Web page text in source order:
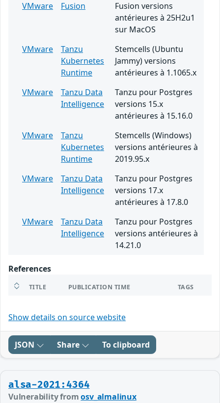
VMware
Fusion
Fusion versions
antérieures à 25H2u1
sur MacOS
VMware
Tanzu
Kubernetes
Runtime
Stemcells (Ubuntu
Jammy) versions
antérieures à 1.1065.x
VMware
Tanzu Data
Intelligence
Tanzu pour Postgres
versions 15.x
antérieures à 15.16.0
VMware
Tanzu
Kubernetes
Runtime
Stemcells (Windows)
versions antérieures à
2019.95.x
VMware
Tanzu Data
Intelligence
Tanzu pour Postgres
versions 17.x
antérieures à 17.8.0
VMware
Tanzu Data
Intelligence
Tanzu pour Postgres
versions antérieures à
14.21.0
References
TITLE PUBLICATION TIME TAGS
Show details on source website
JSON Share To clipboard
alsa-2021:4364
Vulnerability fromosv_almalinux